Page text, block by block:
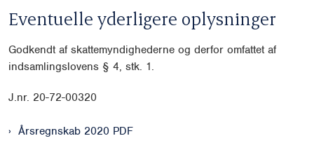
Eventuelle yderligere oplysninger
Godkendt af skattemyndighederne og derfor omfattet af
indsamlingslovens § 4, stk. 1.
J.nr. 20-72-00320
Årsregnskab 2020 PDF